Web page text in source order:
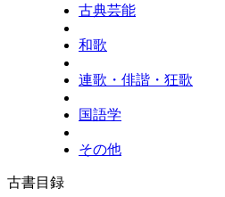
古典芸能
和歌
連歌・俳諧・狂歌
国語学
その他
古書目録